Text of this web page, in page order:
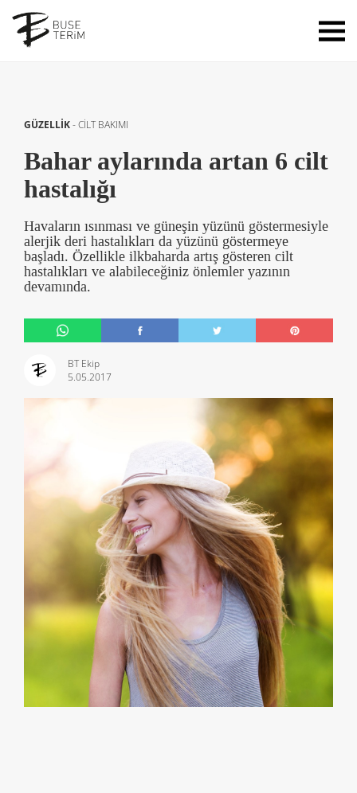
GÜZELLİK-CİLT BAKIMI
Bahar aylarında artan 6 cilt
hastalığı
Havaların ısınması ve güneşin yüzünü göstermesiyle
alerjik deri hastalıkları da yüzünü göstermeye
başladı. Özellikle ilkbaharda artış gösteren cilt
hastalıkları ve alabileceğiniz önlemler yazının
devamında.
BT Ekip
5.05.2017